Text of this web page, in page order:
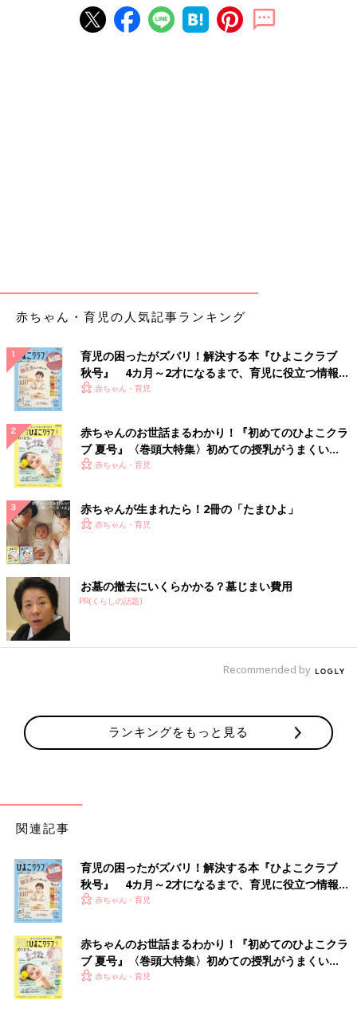
赤ちゃん・育児の人気記事ランキング
育児の困ったがズバリ！解決する本『ひよこクラブ
秋号』 4カ月～2才になるまで、育児に役立つ情報が
いっぱい！
赤ちゃん・育児
赤ちゃんのお世話まるわかり！『初めてのひよこクラ
ブ 夏号』〈巻頭大特集〉初めての授乳がうまくい
く！ おっぱい・ミルクの基本と夏のトラブル 解決テ
赤ちゃん・育児
赤ちゃんが生まれたら！2冊の「たまひよ」
赤ちゃん・育児
お墓の撤去にいくらかかる？墓じまい費用
PR(くらしの話題)
Recommended by
ランキングをもっと見る
関連記事
育児の困ったがズバリ！解決する本『ひよこクラブ
秋号』 4カ月～2才になるまで、育児に役立つ情報が
いっぱい！
赤ちゃん・育児
赤ちゃんのお世話まるわかり！『初めてのひよこクラ
ブ 夏号』〈巻頭大特集〉初めての授乳がうまくい
く！ おっぱい・ミルクの基本と夏のトラブル 解決テ
赤ちゃん・育児